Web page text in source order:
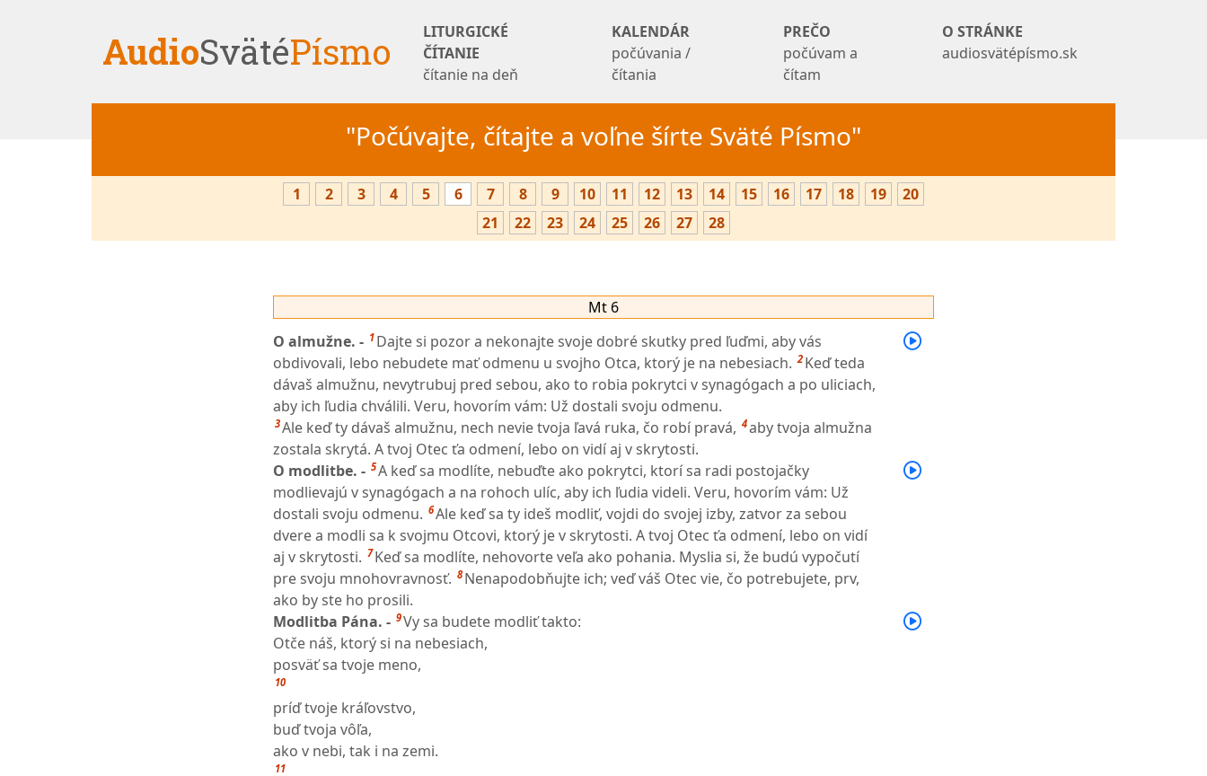
AudioSvätéPísmo
LITURGICKÉ
ČÍTANIE
čítanie na deň
KALENDÁR
počúvania /
čítania
PREČO
počúvam a
čítam
O STRÁNKE
audiosvätépísmo.sk
"Počúvajte, čítajte a voľne šírte Sväté Písmo"
1 2 3 4 5 6 7 8 9 10 11 12 13 14 15 16 17 18 19
20
21
22 23 24 25 26 27 28
Mt 6
O almužne. - 1 Dajte si pozor a nekonajte svoje dobré skutky pred ľuďmi, aby vás
obdivovali, lebo nebudete mať odmenu u svojho Otca, ktorý je na nebesiach. 2 Keď teda
dávaš almužnu, nevytrubuj pred sebou, ako to robia pokrytci v synagógach a po uliciach,
aby ich ľudia chválili. Veru, hovorím vám: Už dostali svoju odmenu.
3Ale keď ty dávaš almužnu, nech nevie tvoja ľavá ruka, čo robí pravá, 4aby tvoja almužna
zostala skrytá. A tvoj Otec ťa odmení, lebo on vidí aj v skrytosti.
O modlitbe. - 5A keď sa modlíte, nebuďte ako pokrytci, ktorí sa radi postojačky
modlievajú v synagógach a na rohoch ulíc, aby ich ľudia videli. Veru, hovorím vám: Už
dostali svoju odmenu. 6Ale keď sa ty ideš modliť, vojdi do svojej izby, zatvor za sebou
dvere a modli sa k svojmu Otcovi, ktorý je v skrytosti. A tvoj Otec ťa odmení, lebo on vidí
aj v skrytosti. 7 Keď sa modlíte, nehovorte veľa ako pohania. Myslia si, že budú vypočutí
pre svoju mnohovravnosť. 8 Nenapodobňujte ich; veď váš Otec vie, čo potrebujete, prv,
ako by ste ho prosili.
Modlitba Pána. - 9Vy sa budete modliť takto:
Otče náš, ktorý si na nebesiach,
posväť sa tvoje meno,
10
príď tvoje kráľovstvo,
buď tvoja vôľa,
ako v nebi, tak i na zemi.
11